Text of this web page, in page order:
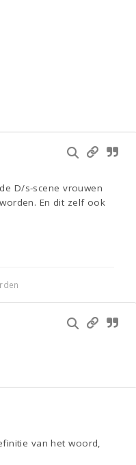
D/s-scene vrouwen
En dit zelf ook
van het woord,